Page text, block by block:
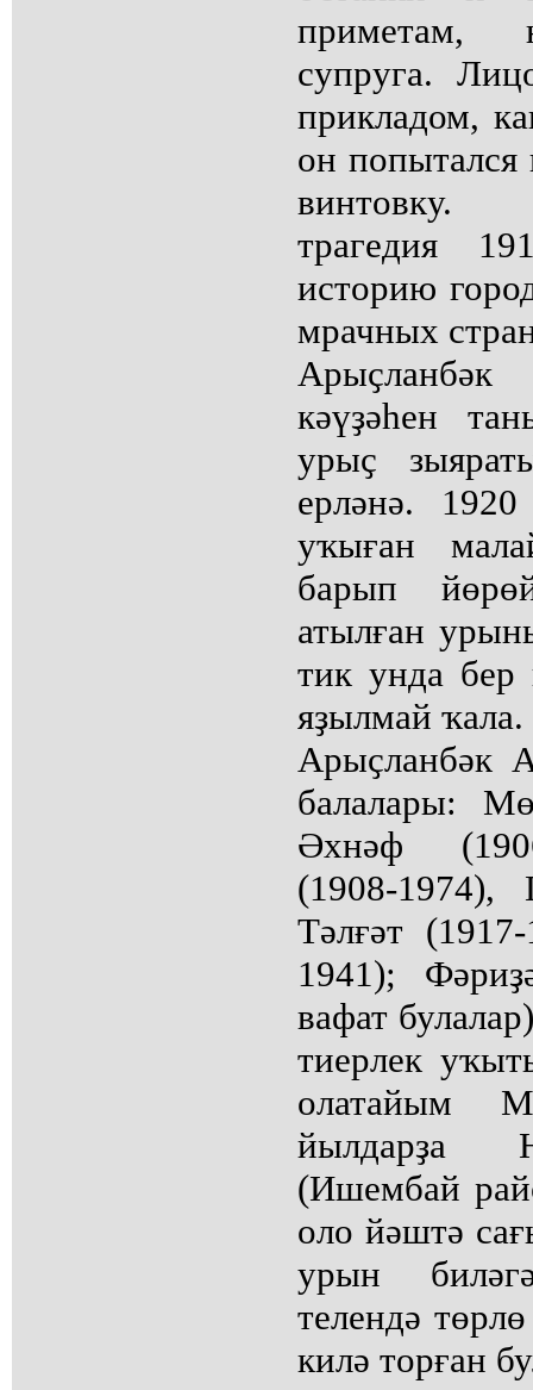
приметам,
супруга.
прикладом,
он попытался
винтовку.
трагедия
историю
мрачных
кәүҙәһен
урыҫ
ерләнә.
уҡыған
барып
атылған
тик унда бер
яҙылмай ҡала.
Арыҫланбәк
балалары:
Әхнәф
(1908-1974),
Тәлғәт
1941);
вафат
тиерлек
олатайым
йылдарҙа
(Ишембай
оло йәштә
урын
телендә
килә торған